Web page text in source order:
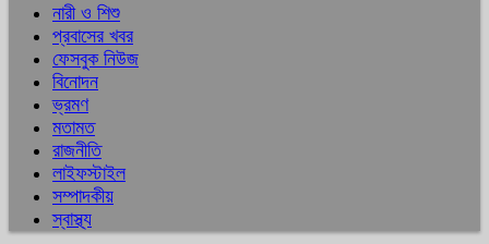
নারী ও শিশু
প্রবাসের খবর
ফেসবুক নিউজ
বিনোদন
ভ্রমণ
মতামত
রাজনীতি
লাইফস্টাইল
সম্পাদকীয়
স্বাস্থ্য